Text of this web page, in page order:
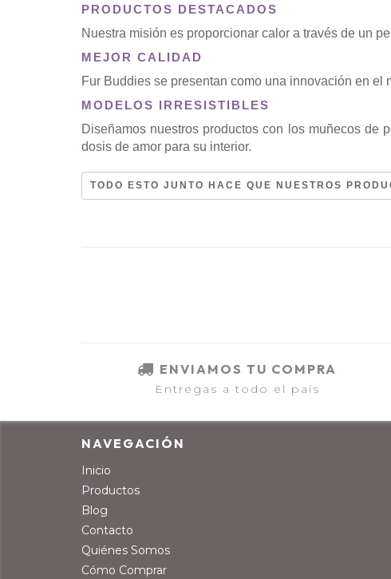
PRODUCTOS DESTACADOS
Nuestra misión es proporcionar calor a través de un
MEJOR CALIDAD
Fur Buddies se presentan como una innovación en
MODELOS IRRESISTIBLES
Diseñamos nuestros productos con los muñecos de
dosis de amor para su interior.
TODO ESTO JUNTO HACE QUE NUESTROS
ENVIAMOS TU COMPRA
Entregas a todo el país
NAVEGACIÓN
Inicio
Productos
Blog
Contacto
Quiénes Somos
Cómo Comprar